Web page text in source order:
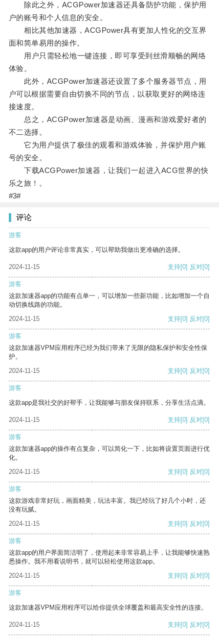
除此之外，ACGPower加速器还具备防护功能，保护用
户的账号和个人信息的安全。
相比其他加速器，ACGPower具有更加人性化的交互界
面和简单易用的操作。
用户只需轻松地一键连接，即可享受到丝滑顺畅的网络
体验。
此外，ACGPower加速器还设置了多个服务器节点，用
户可以根据需要自由切换不同的节点，以获取更好的网络连
接速度。
总之，ACGPower加速器是动画、漫画和游戏爱好者的
不二选择。
它为用户提供了极佳的观看和游戏体验，并保护用户账
号的安全。
下载ACGPower加速器，让我们一起进入ACG世界的快
乐之旅！。
#3#
评论
游客
这款app的用户评论非常真实，可以帮助我做出更准确的选择。
2024-11-15 支持[0] 反对[0]
游客
这款加速器app的功能有点单一，可以增加一些新功能，比如增加一个自
动切换线路的功能。
2024-11-15
支持[0] 反对[0]
游客
这款加速器VPM应用程序已经为我们带来了无限的隐私保护和安全性保
护。
2024-11-15
支持[0] 反对[0]
游客
这款app是我社交的好帮手，让我能够与朋友保持联系，分享生活点滴。
2024-11-15 支持[0] 反对[0]
游客
这款加速器app的操作有点复杂，可以简化一下，比如将设置页面进行优
化。
2024-11-15
支持[0] 反对[0]
游客
这款游戏非常好玩，画面精美，玩法丰富。我已经玩了好几个小时，还
没有玩腻。
2024-11-15
支持[0] 反对[0]
游客
这款app的用户界面简洁明了，使用起来非常容易上手，让我能够快速熟
悉操作。我不用看说明书，就可以轻松使用这款app。
2024-11-15
支持[0] 反对[0]
游客
这款加速器VPM应用程序可以给你提供全球覆盖和最高安全性的连接。
2024-11-15 支持[0] 反对[0]